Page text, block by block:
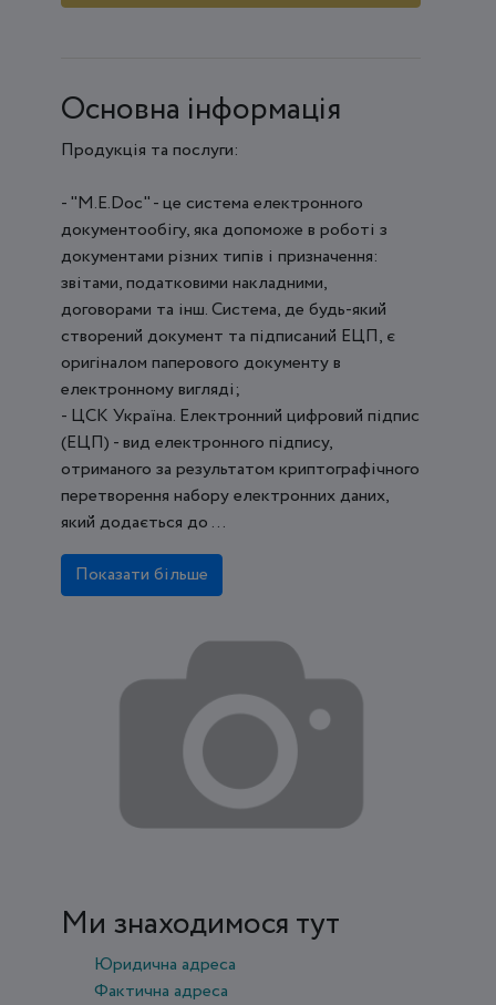
Основна інформація
Продукція та послуги:
- "M.E.Doc" - це система електронного
документообігу, яка допоможе в роботі з
документами різних типів і призначення:
звітами, податковими накладними,
договорами та інш. Система, де будь-який
створений документ та підписаний ЕЦП, є
оригіналом паперового документу в
електронному вигляді;
- ЦСК Україна. Електронний цифровий підпис
(ЕЦП) - вид електронного підпису,
отриманого за результатом криптографічного
перетворення набору електронних даних,
який додається до ...
Показати більше
Ми знаходимося тут
Юридична адреса
Фактична адреса